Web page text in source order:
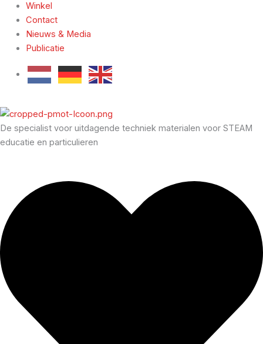
Winkel
Contact
Nieuws & Media
Publicatie
De specialist voor uitdagende techniek materialen voor STEAM
educatie en particulieren